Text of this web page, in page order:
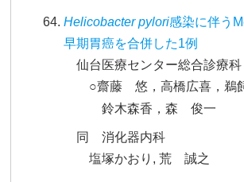
Helicobacter pylori感染に伴う
早期胃癌を合併した1例
仙台医療センター総合診療科
○齋藤 悠，高橋広喜，鵜
鈴木森香，森 俊一
同 消化器内科
塩塚かおり, 荒 誠之